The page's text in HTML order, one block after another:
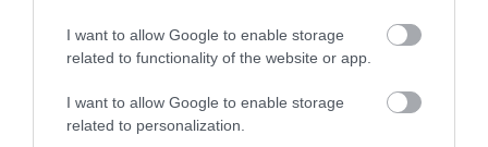
I want to allow Google to enable storage
related to functionality of the website or app.
I want to allow Google to enable storage
related to personalization.
2026. augusztus 06|Riasztó